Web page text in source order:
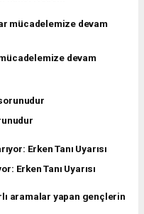
devam
Erken Tanı Uyarısı